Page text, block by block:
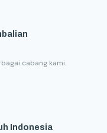
cabang kami.
Indonesia